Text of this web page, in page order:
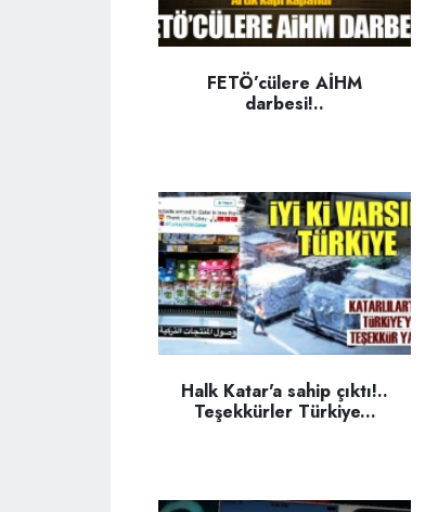
FETÖ’cülere AİHM
darbesi!..
Halk Katar'a sahip çıktı!..
Teşekkürler Türkiye...